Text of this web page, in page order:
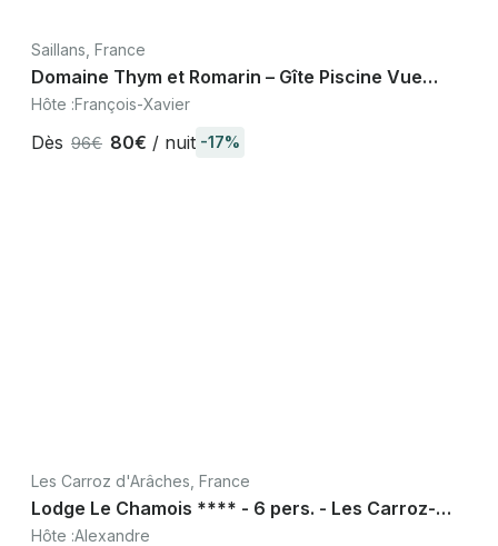
Saillans, France
Domaine Thym et Romarin – Gîte Piscine Vue
Trois Becs, Saillans Drôme Diois
Hôte :François-Xavier
Dès 96€ 80€ / nuit -17%
Les Carroz d'Arâches, France
Lodge Le Chamois **** - 6 pers. - Les Carroz-
d'Arâches - 83m2 - Bain nordique
Hôte :Alexandre